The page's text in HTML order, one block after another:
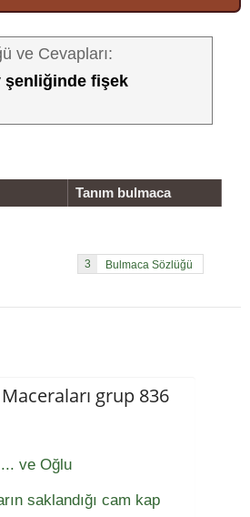
ve Cevapları:
şenliğinde fişek
Tanım bulmaca
3
grup 836
ve Oğlu
saklandığı cam kap